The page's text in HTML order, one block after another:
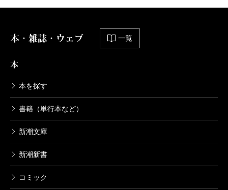
本・雑誌・ウェブ 一覧
本
本を探す
書籍（単行本など）
新潮文庫
新潮新書
コミック